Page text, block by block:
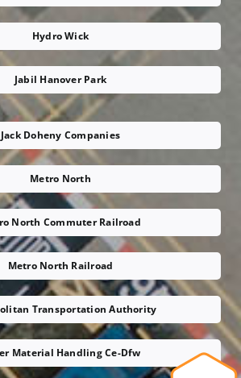
Hydro Wick
Jabil Hanover Park
Jack Doheny Companies
Metro North
North Commuter Railroad
Metro North Railroad
Transportation Authority
Material Handling Ce-Dfw